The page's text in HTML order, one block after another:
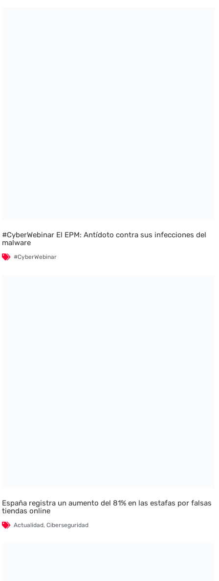
#CyberWebinar El EPM: Antídoto contra sus infecciones del
malware
#CyberWebinar
España registra un aumento del 81% en las estafas por falsas
tiendas online
Actualidad,Ciberseguridad